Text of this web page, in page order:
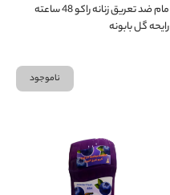
مام ضد تعریق زنانه راکو 48 ساعته
رایحه گل بابونه
ناموجود